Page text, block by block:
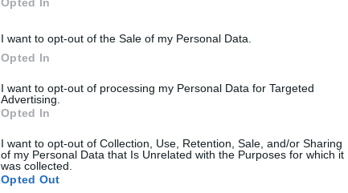
I want to opt-out of the Sale of my Personal Data.
Opted In
I want to opt-out of processing my Personal Data for Targeted
Advertising.
Opted In
I want to opt-out of Collection, Use, Retention, Sale, and/or Sharing
of my Personal Data that Is Unrelated with the Purposes for which it
was collected.
Opted Out